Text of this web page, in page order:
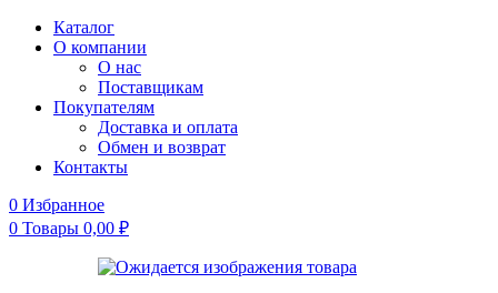
Каталог
О компании
О нас
Поставщикам
Покупателям
Доставка и оплата
Обмен и возврат
Контакты
0 Избранное
0 Товары 0,00 ₽